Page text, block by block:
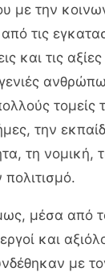
με την
τις
και τις
τομείς
την
τη νομική,
μέσα από
και
με